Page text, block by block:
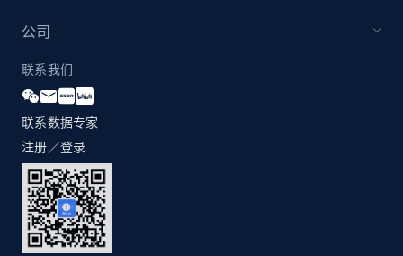
公司
联系我们
联系数据专家
注册／登录